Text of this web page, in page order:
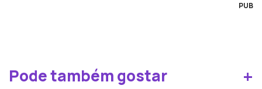
PUB
Pode também gostar +